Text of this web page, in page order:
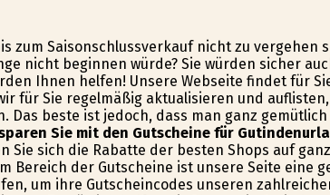
zum Saisonschlussverkauf nicht zu vergehen
nicht beginnen würde? Sie würden sicher
Ihnen helfen! Unsere Webseite findet für
für Sie regelmäßig aktualisieren und
Das beste ist jedoch, dass man ganz
Sie mit den Gutscheine für
Sie sich die Rabatte der besten Shops auf
Bereich der Gutscheine ist unsere Seite eine
um ihre Gutscheincodes unseren